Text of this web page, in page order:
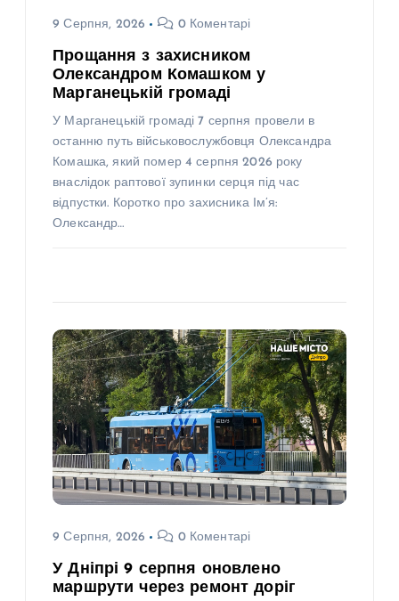
9 Серпня, 2026 0 Коментарі
Прощання з захисником
Олександром Комашком у
Марганецькій громаді
У Марганецькій громаді 7 серпня провели в
останню путь військовослужбовця Олександра
Комашка, який помер 4 серпня 2026 року
внаслідок раптової зупинки серця під час
відпустки. Коротко про захисника Ім’я:
Олександр…
9 Серпня, 2026 0 Коментарі
У Дніпрі 9 серпня оновлено
маршрути через ремонт доріг